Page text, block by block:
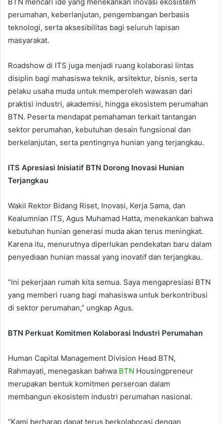
perumahan, keberlanjutan, pengembangan berbasis
teknologi, serta aksesibilitas bagi seluruh lapisan
masyarakat.
Roadshow di ITS juga menjadi ruang kolaborasi lintas
disiplin bagi mahasiswa teknik, arsitektur, bisnis, serta
pelaku usaha muda untuk memperoleh wawasan dari
praktisi industri, akademisi, hingga ekosistem perumahan
BTN. Peserta mendapat pemahaman terkait tantangan
sektor perumahan, kebutuhan desain fungsional dan
berkelanjutan, serta pentingnya hunian yang terjangkau.
ITS Apresiasi Inisiatif BTN Dorong Inovasi Hunian
Terjangkau
Wakil Rektor Bidang Riset, Inovasi, Kerja Sama, dan
Kealumnian ITS, Agus Muhamad Hatta, menekankan bahwa
kebutuhan hunian generasi muda akan terus meningkat.
Karena itu, menurutnya diperlukan pendekatan baru dalam
penyediaan hunian massal yang inovatif dan terjangkau.
“Ini pekerjaan rumah kita semua. Saya mengapresiasi BTN
yang memberi ruang bagi mahasiswa untuk berkontribusi
di sektor perumahan,” ungkap Agus.
BTN Perkuat Komitmen Kolaborasi Industri Perumahan
Human Capital Management Division Head BTN,
Rahmayati, menegaskan bahwa BTN Housingpreneur
merupakan bentuk komitmen perseroan dalam
membangun ekosistem industri perumahan nasional.
“Kami berharap dapat terus berkolaborasi dengan